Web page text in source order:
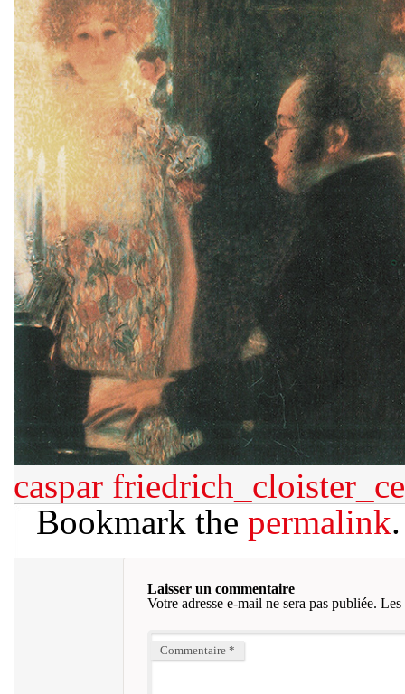
caspar
Bookmark the permalink.
Laisser un commentaire
Votre adresse e-mail ne sera pas publiée. Les
Commentaire *